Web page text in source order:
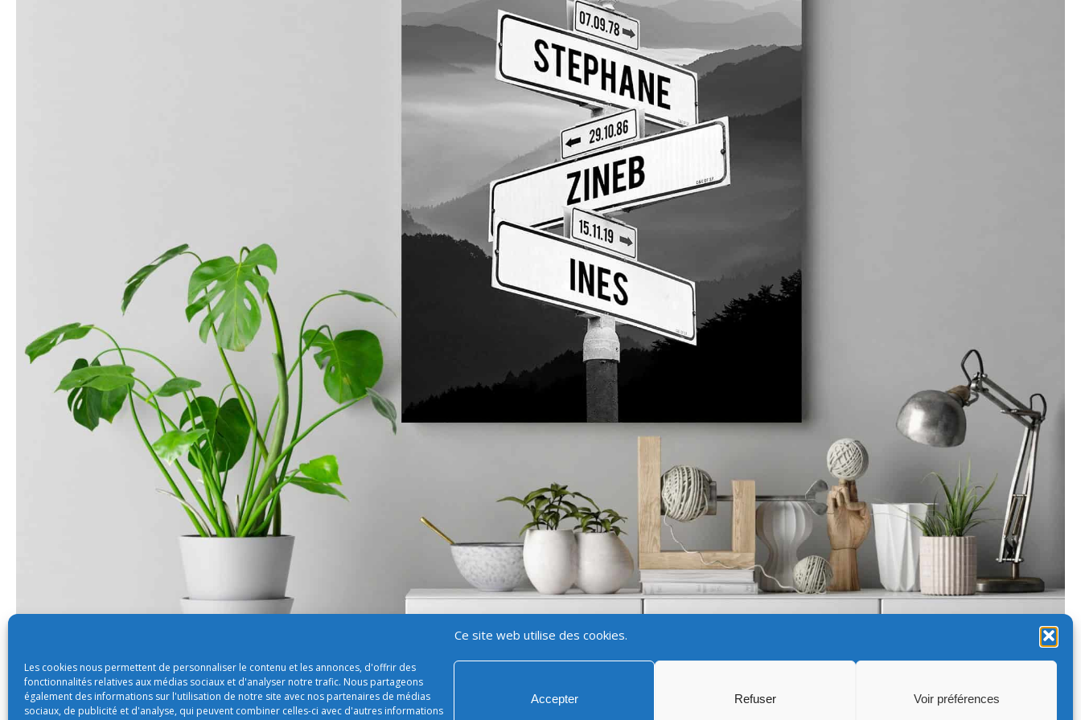
Ce site web utilise des cookies.
Les cookies nous permettent de personnaliser le contenu et les annonces, d'offrir des
fonctionnalités relatives aux médias sociaux et d'analyser notre trafic. Nous partageons
également des informations sur l'utilisation de notre site avec nos partenaires de médias
sociaux, de publicité et d'analyse, qui peuvent combiner celles-ci avec d'autres informations
Accepter Refuser Voir préférences
Tableau direction prénoms avec montagnes personnalisable